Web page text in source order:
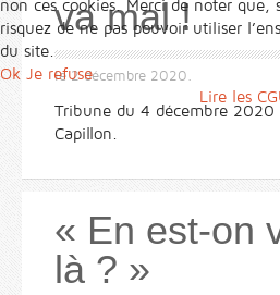
va mal !
le2 décembre 2020.
Tribune du 4 décembre 2020
Capillon.
« En est-on
là ? »
non ces cookies. Merci de noter que,
risquez de ne pas pouvoir utiliser
du site.
Ok Je refuse
Lire les